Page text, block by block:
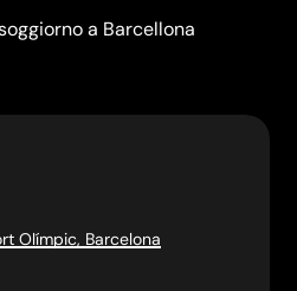
a Barcellona
Olímpic, Barcelona